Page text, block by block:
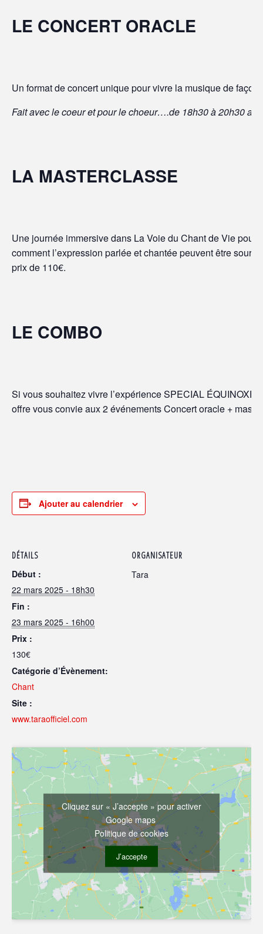
LE CONCERT ORACLE
Un format de concert unique pour vivre la musique de
Fait avec le coeur et pour le choeur….de 18h30 à 20h30 au
LA MASTERCLASSE
Une journée immersive dans La Voie du Chant de Vie pour
comment l’expression parlée et chantée peuvent être
prix de 110€.
LE COMBO
Si vous souhaitez vivre l’expérience SPECIAL ÉQUINOXE
offre vous convie aux 2 événements Concert oracle +
Ajouter au calendrier
DÉTAILS
Début :
22 mars 2025 - 18h30
Fin :
23 mars 2025 - 16h00
Prix :
130€
Catégorie d’Évènement:
Chant
Site :
www.taraofficiel.com
ORGANISATEUR
Tara
Cliquez sur « J’accepte » pour activer
Google maps
Politique de cookies
J’accepte